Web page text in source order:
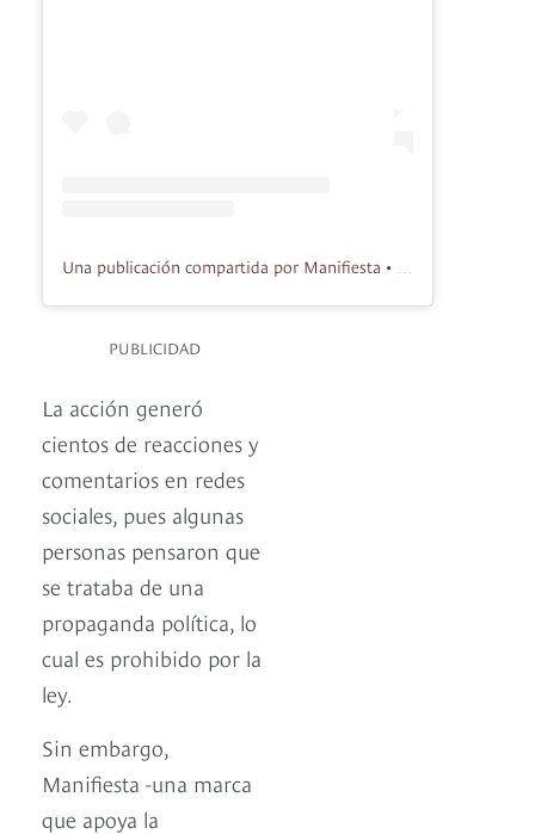
PUBLICIDAD
La acción generó
cientos de reacciones y
comentarios en redes
sociales, pues algunas
personas pensaron que
se trataba de una
propaganda política, lo
cual es prohibido por la
ley.
Sin embargo,
Manifiesta -una marca
que apoya la